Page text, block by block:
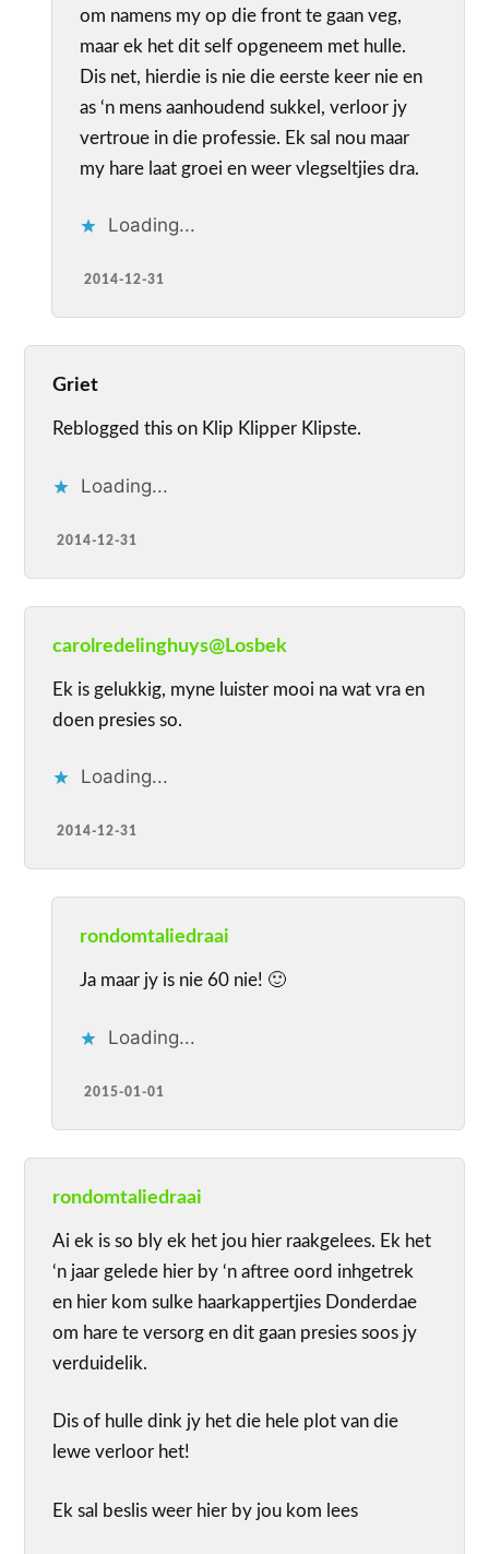
om namens my op die front te gaan veg,
maar ek het dit self opgeneem met hulle.
Dis net, hierdie is nie die eerste keer nie en
as ‘n mens aanhoudend sukkel, verloor jy
vertroue in die professie. Ek sal nou maar
my hare laat groei en weer vlegseltjies dra.
Loading...
2014-12-31
Griet
Reblogged this on Klip Klipper Klipste.
Loading...
2014-12-31
carolredelinghuys@Losbek
Ek is gelukkig, myne luister mooi na wat vra en
doen presies so.
Loading...
2014-12-31
rondomtaliedraai
Ja maar jy is nie 60 nie! 🙂
Loading...
2015-01-01
rondomtaliedraai
Ai ek is so bly ek het jou hier raakgelees. Ek het
‘n jaar gelede hier by ‘n aftree oord inhgetrek
en hier kom sulke haarkappertjies Donderdae
om hare te versorg en dit gaan presies soos jy
verduidelik.
Dis of hulle dink jy het die hele plot van die
lewe verloor het!
Ek sal beslis weer hier by jou kom lees